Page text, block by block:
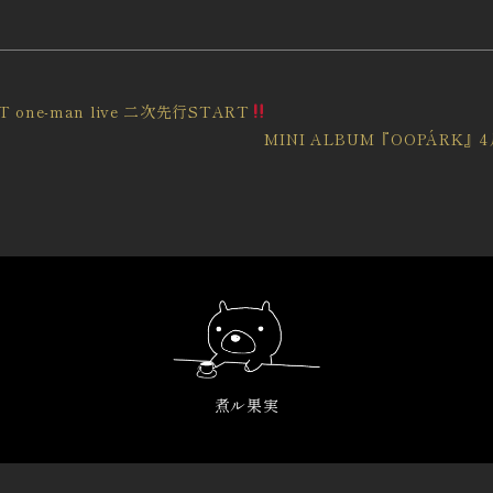
one-man live 二次先行START
MINI ALBUM『OOPÁRK』4
煮ル果実